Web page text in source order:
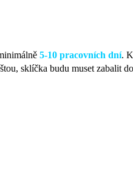
5-10 pracovních dní.
sklíčka budu muset zabalit do